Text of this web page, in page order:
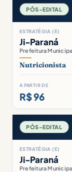
PÓS-EDITAL
ESTRATÉGIA (E)
Ji-Paraná
Prefeitura
Nutricionista
A PARTIR DE
R$ 96
PÓS-EDITAL
ESTRATÉGIA (E)
Ji-Paraná
Prefeitura